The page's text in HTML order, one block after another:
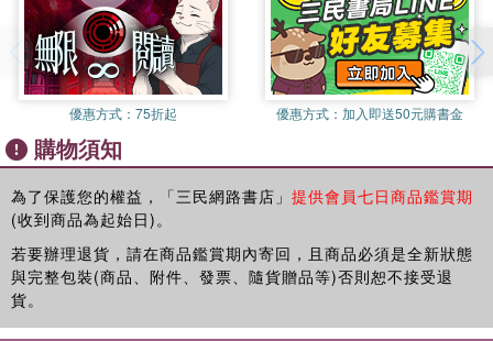
世界不太一樣。而究竟這杯茶屬不屬於我？相信只有細細品嚐
後，才能正確判斷。
李秋玫
當接獲主編的邀約，撰寫《英國，這玩藝！──音樂、舞蹈 &
戲劇》中的舞蹈篇時，我正汲汲於攻讀英國瑟瑞大學
(University of Surrey)的舞蹈研究博士學位。當時是以部分時
間帶職帶薪的方式進修，必須經常往來於英國與臺灣之間，因
此每到英國時，一方面埋首於個人的學位進修，另一方面則抽
空走踏各個舞蹈景點。答應稿約後，為了撰寫本書，我更加勤
快地到英國各地觀舞遊藝。雖說其中幾處景點在過去已多次造
訪，但仍在行文時再度探訪，一來是讓自己有個好理由，可以
暫時抽離於寂寞的論文書寫之外，二來是為了對自己和讀者負
02 河畔舞風華
03 看《國王與我》談英倫音樂劇
04 倫敦的舞人搖籃
05 英倫舞人的暢意空間
06 舞蹈天地延伸的觸角
07 老少咸宜的鄉村舞蹈
08 舞動繽紛的藝術節
【戲劇篇】 廖瑩芝∕文·攝影
前言
01 蘇活區的音樂劇華麗饗宴
02 泰晤士南岸的文學戲劇風華
優惠方式： 75折起 優惠方式： 加入即送50元購書金
購物須知
為了保護您的權益，「三民網路書店」 提供會員七日商品鑑賞期
(收到商品為起始日)。
若要辦理退貨，請在商品鑑賞期內寄回，且商品必須是全新狀態
與完整包裝(商品、附件、發票、隨貨贈品等)否則恕不接受退
貨。